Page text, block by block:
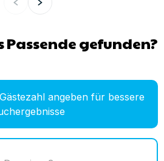
Passende gefunden?
angeben für bessere